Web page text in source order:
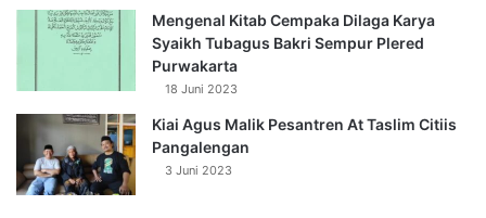
Mengenal Kitab Cempaka Dilaga Karya
Syaikh Tubagus Bakri Sempur Plered
Purwakarta
18 Juni 2023
Kiai Agus Malik Pesantren At Taslim Citiis
Pangalengan
3 Juni 2023